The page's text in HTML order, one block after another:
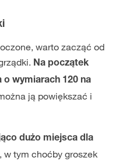
warto zacząć od
Na początek
wymiarach 120 na
ją powiększać i
dużo miejsca dla
w tym choćby groszek